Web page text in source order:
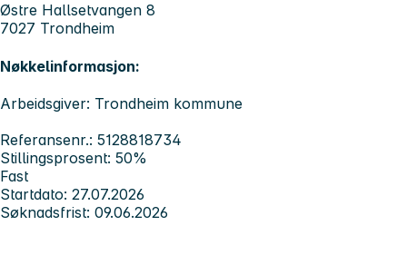
Østre Hallsetvangen 8
7027 Trondheim
Nøkkelinformasjon:
Arbeidsgiver: Trondheim kommune
Referansenr.: 5128818734
Stillingsprosent: 50%
Fast
Startdato: 27.07.2026
Søknadsfrist: 09.06.2026